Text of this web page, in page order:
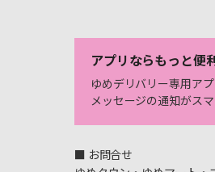
アプリならもっと便
ゆめデリバリー専用アプ
メッセージの通知がス
■ お問合せ